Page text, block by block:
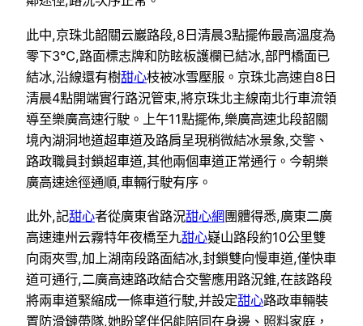
此中,京珠北韶關云巖路段,8日清晨3點擺佈最高溫度為
零下3℃,路面標志牌和防眩板護欄已結冰,部門橋面已
結冰,沿線還有樹甜心枝被冰雪壓服。京珠北高速自8日
清晨4點開端實行路況管束,將京珠北主線南北行車流領
導至樂廣高速行駛。上午11點擺佈,樂廣高速北段韶關
境內湖洞地道超車道及路肩呈現稍微結冰景象,交警、
路政職員封鎖超車道,其他兩個車道正常通行。今朝樂
廣高速途徑通順,車輛行駛有序。
此外,記甜心者從廣東省路況甜心網團體得悉,廣東二廣
高速連州云霧特年夜橋至九甜心嶷山路段約10公里雙
向雨夾雪,加上湖南段路面結冰,封鎖雙向慢車道,僅快車
道可通行,二廣高速路政結合交警應用路況錐,在該路段
將兩車道緊縮成一條車道行駛,并設定甜心路政車輛裝
置防滑鏈帶隊,她盼望伴侶能陪同在身邊、照料家庭，